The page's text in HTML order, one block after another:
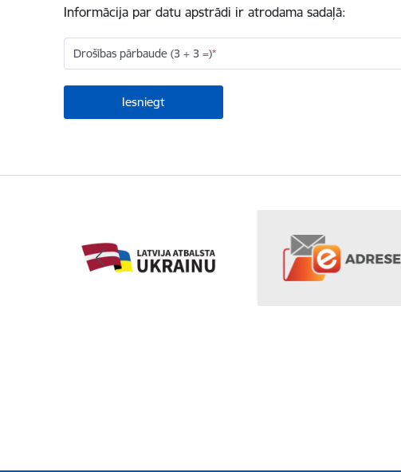
Informācija par datu apstrādi ir atrodama sadaļā:
Drošības pārbaude (3 + 3 =)